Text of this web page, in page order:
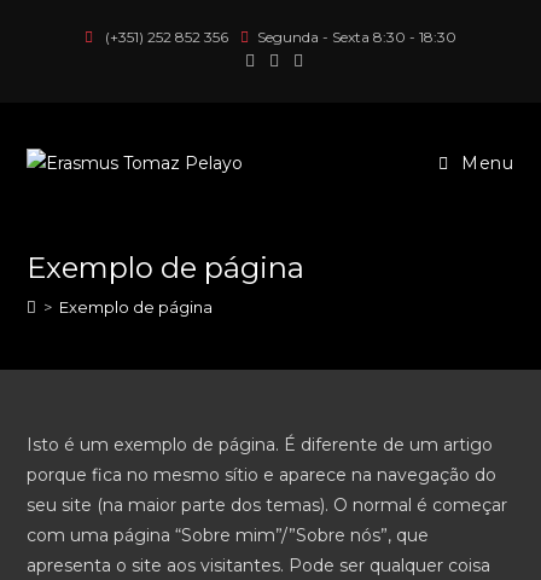
(+351) 252 852 356 Segunda - Sexta 8:30 - 18:30
Menu
Exemplo de página
> Exemplo de página
Isto é um exemplo de página. É diferente de um artigo
porque fica no mesmo sítio e aparece na navegação do
seu site (na maior parte dos temas). O normal é começar
com uma página “Sobre mim”/”Sobre nós”, que
apresenta o site aos visitantes. Pode ser qualquer coisa